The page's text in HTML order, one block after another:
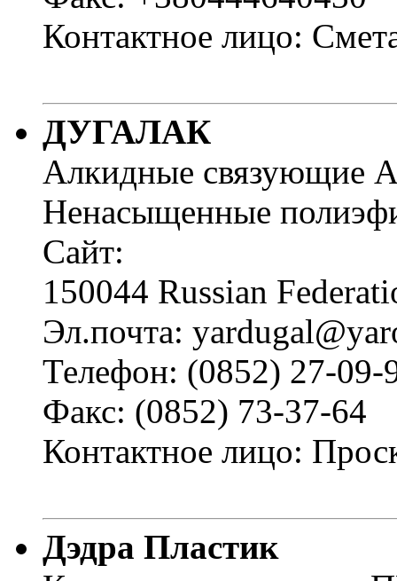
Контактное лицо:
ДУГАЛАК
Алкидные связующие
Ненасыщенные
Сайт:
150044 Russian
Эл.почта:
Телефон: (0852) 27-09-
Факс: (0852) 73-37-64
Контактное лицо:
Дэдра Пластик